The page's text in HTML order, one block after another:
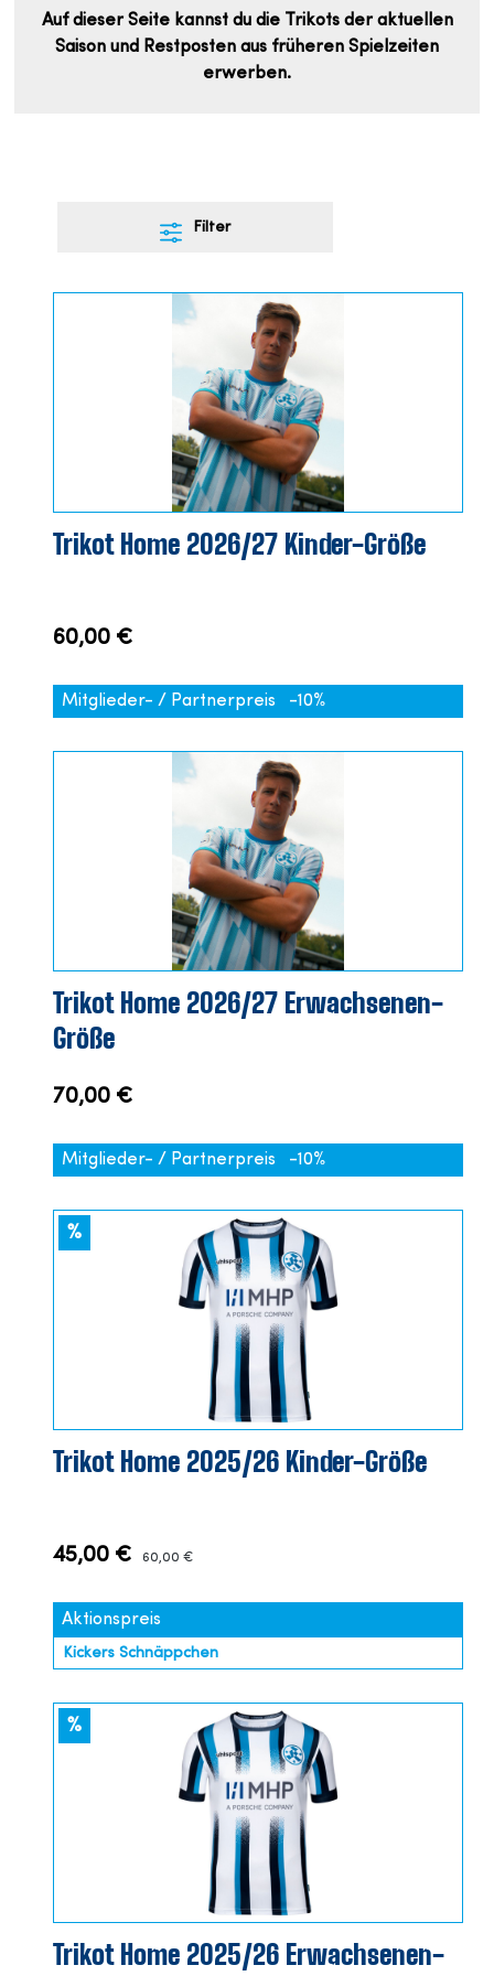
Auf dieser Seite kannst du die Trikots der aktuellen
Saison und Restposten aus früheren Spielzeiten
erwerben.
Filter
Trikot Home 2026/27 Kinder-Größe
60,00 €
Mitglieder- / Partnerpreis -10%
Trikot Home 2026/27 Erwachsenen-
Größe
70,00 €
Mitglieder- / Partnerpreis -10%
%
Trikot Home 2025/26 Kinder-Größe
45,00 € 60,00 €
Aktionspreis
Kickers Schnäppchen
%
Trikot Home 2025/26 Erwachsenen-